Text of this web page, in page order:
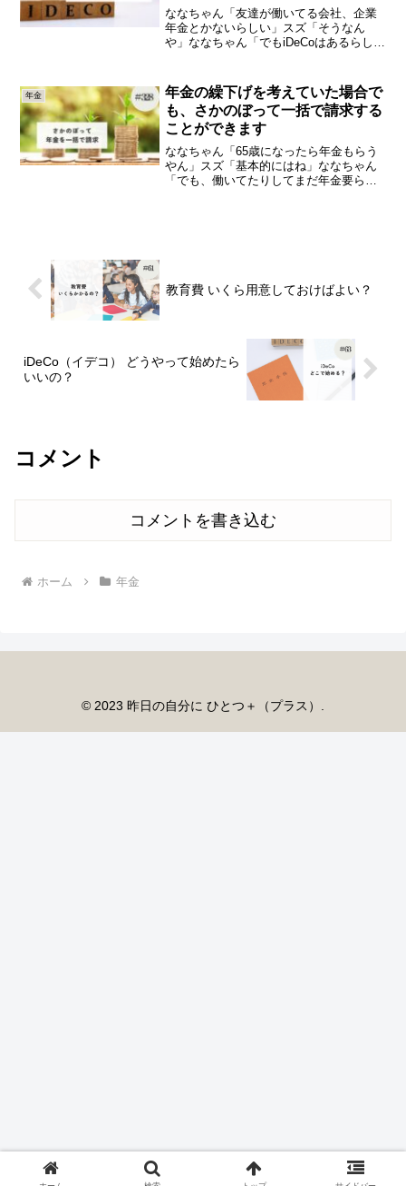
ななちゃん「友達が働いてる会社、企業
年金とかないらしい」スズ「そうなん
や」ななちゃん「でもiDeCoはあるらし
ズ「それ、iDeCo＋（イデコプラス）のこ
とかな...
年金
年金の繰下げを考えていた場合で
も、さかのぼって一括で請求する
ことができます
ななちゃん「65歳になったら年金もらう
やん」スズ「基本的にはね」ななちゃん
「でも、働いてたりしてまだ年金要らん
教育費 いくら用意しておけばよい？
iDeCo（イデコ） どうやって始めたら
いいの？
コメント
コメントを書き込む
ホーム 年金
© 2023 昨日の自分に ひとつ＋（プラス）.